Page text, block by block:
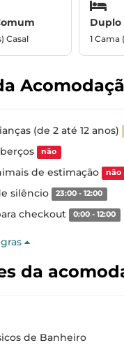
Casal
Duplo
1 Cama
(de 2 até 12 anos)
não
de estimação não
silêncio 23:00 - 12:00
checkout 0:00 - 12:00
da
de Banheiro